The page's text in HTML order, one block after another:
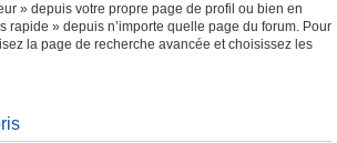
» depuis votre propre page de profil ou bien en
rapide » depuis n’importe quelle page du forum. Pour
la page de recherche avancée et choisissez les